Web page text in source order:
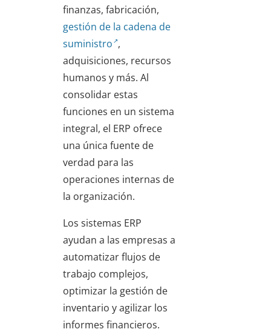
finanzas, fabricación,
gestión de la cadena de
suministro ,
adquisiciones, recursos
humanos y más. Al
consolidar estas
funciones en un sistema
integral, el ERP ofrece
una única fuente de
verdad para las
operaciones internas de
la organización.
Los sistemas ERP
ayudan a las empresas a
automatizar flujos de
trabajo complejos,
optimizar la gestión de
inventario y agilizar los
informes financieros.